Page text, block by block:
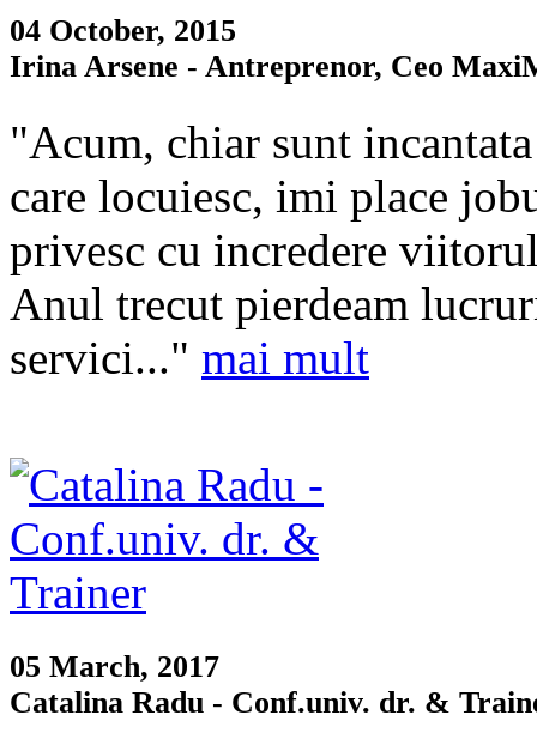
04 October, 2015
Irina Arsene - Antreprenor, Ceo
"Acum, chiar sunt
care locuiesc, imi place
privesc cu incredere
Anul trecut pierdeam
servici..." mai mult
05 March, 2017
Catalina Radu - Conf.univ. dr. &